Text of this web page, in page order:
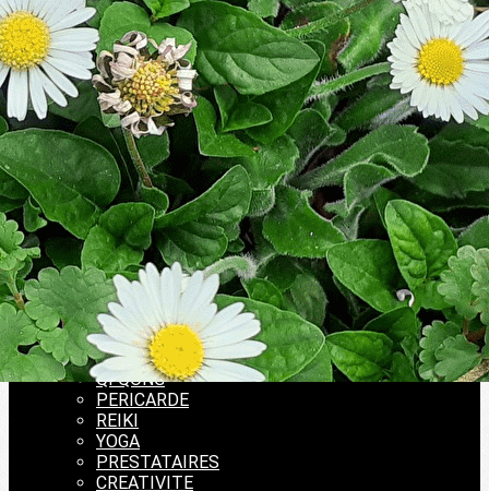
Exporter les lignes sélectionnées
Exporter toutes les colonnes
Exporter uniquement les colonnes affichées
Menu
Ajoutez un logo, un bouton, des réseaux sociaux
Cliquez pour éditer
ACCUEIL▴▾
ACCUEIL
Adhérer
PRESTATIONS▴▾
MASSAGE
PSYCHO
QI QONG
PERICARDE
REIKI
YOGA
PRESTATAIRES
CREATIVITE